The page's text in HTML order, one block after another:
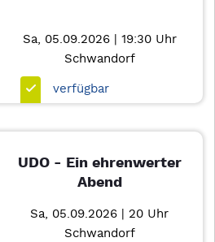
Sa, 05.09.2026 | 19:30 Uhr
Schwandorf
verfügbar
UDO - Ein ehrenwerter
Abend
Sa, 05.09.2026 | 20 Uhr
Schwandorf